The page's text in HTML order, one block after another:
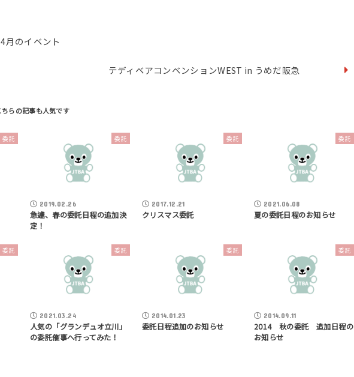
月のイベント
テディベアコンベンションWEST in うめだ阪急
委託 委託
2019.02.26
急遽、春の委託日程の追加決
定！
委託
2017.12.21
クリスマス委託
委託
2021.06.08
夏の委託日程のお知らせ
委託 委託
2021.03.24
人気の「グランデュオ立川」
の委託催事へ行ってみた！
委託
2014.01.23
委託日程追加のお知らせ
委託
2014.09.11
2014 秋の委託 追加日程の
お知らせ